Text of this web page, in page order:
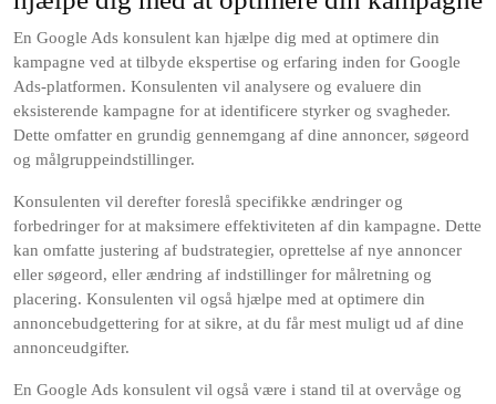
En Google Ads konsulent kan hjælpe dig med at optimere din
kampagne ved at tilbyde ekspertise og erfaring inden for Google
Ads-platformen. Konsulenten vil analysere og evaluere din
eksisterende kampagne for at identificere styrker og svagheder.
Dette omfatter en grundig gennemgang af dine annoncer, søgeord
og målgruppeindstillinger.
Konsulenten vil derefter foreslå specifikke ændringer og
forbedringer for at maksimere effektiviteten af din kampagne. Dette
kan omfatte justering af budstrategier, oprettelse af nye annoncer
eller søgeord, eller ændring af indstillinger for målretning og
placering. Konsulenten vil også hjælpe med at optimere din
annoncebudgettering for at sikre, at du får mest muligt ud af dine
annonceudgifter.
En Google Ads konsulent vil også være i stand til at overvåge og